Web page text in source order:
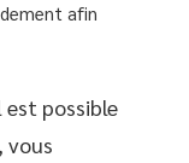
afin
est possible
vous